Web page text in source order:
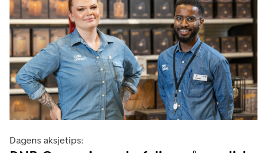
Dagens aksjetips: